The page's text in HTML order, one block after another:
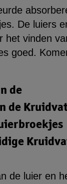
De luiers
het vinden
goed.
de
de
de luier en